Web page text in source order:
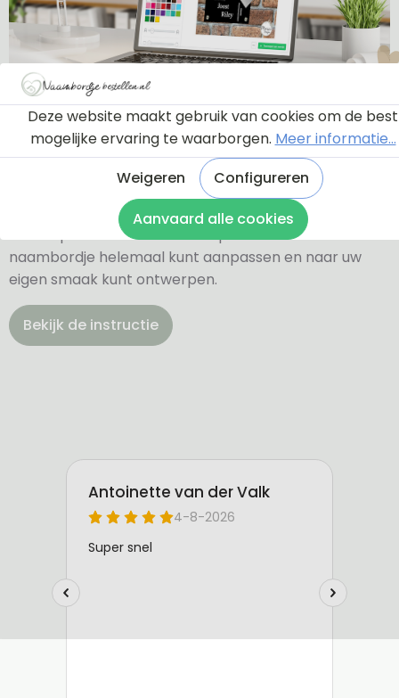
Ontwerptool
Via onderstaande knop komt u bij een instructie en
een tutorial die u een rondleiding geeft door de
ontwerptool. Hierdoor weet u precies hoe u zelf uw
naambordje helemaal kunt aanpassen en naar uw
eigen smaak kunt ontwerpen.
Bekijk de instructie
Deze website maakt gebruik van cookies om de best
mogelijke ervaring te waarborgen. Meer informatie...
Weigeren
Configureren
Aanvaard alle cookies